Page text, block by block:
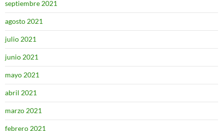
septiembre 2021
agosto 2021
julio 2021
junio 2021
mayo 2021
abril 2021
marzo 2021
febrero 2021